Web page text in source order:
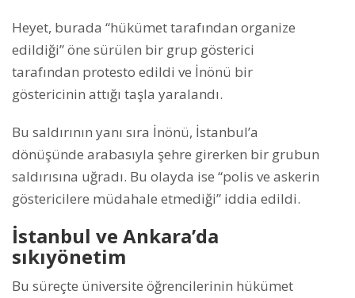
Heyet, burada “hükümet tarafından organize
edildiği” öne sürülen bir grup gösterici
tarafından protesto edildi ve İnönü bir
göstericinin attığı taşla yaralandı.
Bu saldırının yanı sıra İnönü, İstanbul’a
dönüşünde arabasıyla şehre girerken bir grubun
saldırısına uğradı. Bu olayda ise “polis ve askerin
göstericilere müdahale etmediği” iddia edildi.
İstanbul ve Ankara’da
sıkıyönetim
Bu süreçte üniversite öğrencilerinin hükümet